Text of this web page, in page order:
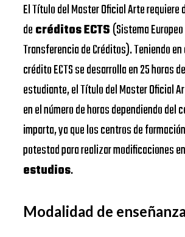
El Título del Master Oficial Arte requiere
decréditos ECTS(Sistema
Transferencia de Créditos). Teniendo en
crédito ECTS se desarrolla en 25 horas
estudiante, el Título del Master Oficial
en el número de horas dependiendo del
imparta, ya que los centros de
potestad para realizar modificaciones
estudios.
Modalidad de enseñanza